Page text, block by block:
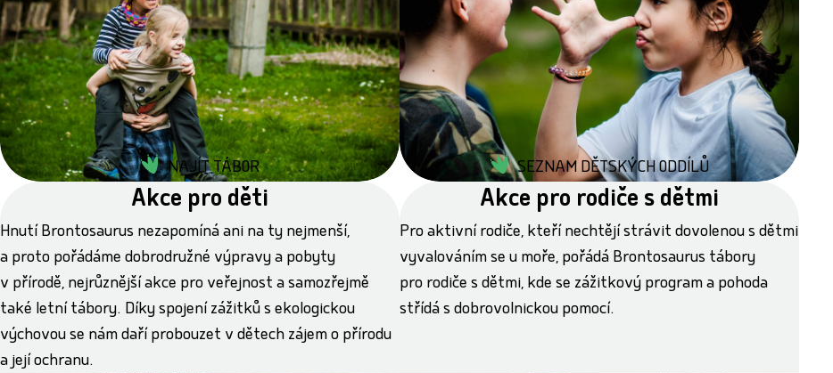
NAJÍT TÁBOR SEZNAM DĚTSKÝCH ODDÍLŮ
Akce pro děti
Hnutí Brontosaurus nezapomíná ani na ty nejmenší,
a proto pořádáme dobrodružné výpravy a pobyty
v přírodě, nejrůznější akce pro veřejnost a samozřejmě
také letní tábory. Díky spojení zážitků s ekologickou
výchovou se nám daří probouzet v dětech zájem o přírodu
a její ochranu.
Akce pro rodiče s dětmi
Pro aktivní rodiče, kteří nechtějí strávit dovolenou s dětmi
vyvalováním se u moře, pořádá Brontosaurus tábory
pro rodiče s dětmi, kde se zážitkový program a pohoda
střídá s dobrovolnickou pomocí.